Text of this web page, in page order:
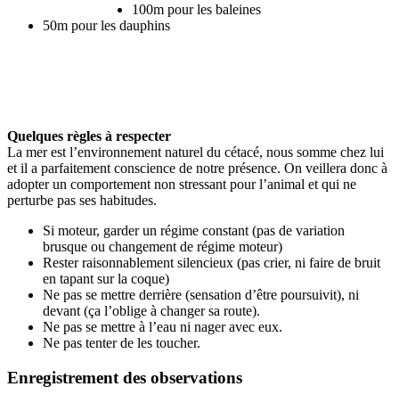
100m pour les baleines
50m pour les dauphins
Quelques règles à respecter
La mer est l’environnement naturel du cétacé, nous somme chez lui
et il a parfaitement conscience de notre présence. On veillera donc à
adopter un comportement non stressant pour l’animal et qui ne
perturbe pas ses habitudes.
Si moteur, garder un régime constant (pas de variation
brusque ou changement de régime moteur)
Rester raisonnablement silencieux (pas crier, ni faire de bruit
en tapant sur la coque)
Ne pas se mettre derrière (sensation d’être poursuivit), ni
devant (ça l’oblige à changer sa route).
Ne pas se mettre à l’eau ni nager avec eux.
Ne pas tenter de les toucher.
Enregistrement des observations